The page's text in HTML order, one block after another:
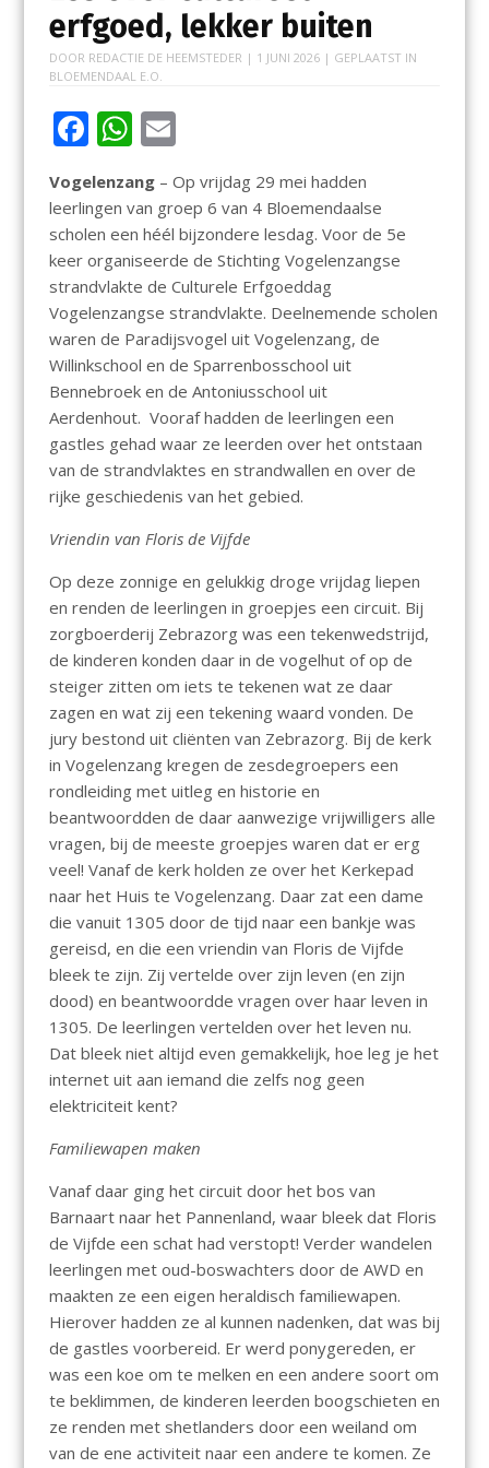
erfgoed, lekker buiten
DOOR REDACTIE DE HEEMSTEDER | 1 JUNI 2026| GEPLAATST IN
BLOEMENDAAL E.O.
F
ac
e
b
o
o
k
W
at
s
A
p
p
E
ai
l
Vogelenzang– Op vrijdag 29 mei hadden
leerlingen van groep 6 van 4 Bloemendaalse
scholen een héél bijzondere lesdag. Voor de 5e
keer organiseerde de Stichting Vogelenzangse
strandvlakte de Culturele Erfgoeddag
Vogelenzangse strandvlakte. Deelnemende scholen
waren de Paradijsvogel uit Vogelenzang, de
Willinkschool en de Sparrenbosschool uit
Bennebroek en de Antoniusschool uit
Aerdenhout. Vooraf hadden de leerlingen een
gastles gehad waar ze leerden over het ontstaan
van de strandvlaktes en strandwallen en over de
rijke geschiedenis van het gebied.
Vriendin van Floris de Vijfde
Op deze zonnige en gelukkig droge vrijdag liepen
en renden de leerlingen in groepjes een circuit. Bij
zorgboerderij Zebrazorg was een tekenwedstrijd,
de kinderen konden daar in de vogelhut of op de
steiger zitten om iets te tekenen wat ze daar
zagen en wat zij een tekening waard vonden. De
jury bestond uit cliënten van Zebrazorg. Bij de kerk
in Vogelenzang kregen de zesdegroepers een
rondleiding met uitleg en historie en
beantwoordden de daar aanwezige vrijwilligers alle
vragen, bij de meeste groepjes waren dat er erg
veel! Vanaf de kerk holden ze over het Kerkepad
naar het Huis te Vogelenzang. Daar zat een dame
die vanuit 1305 door de tijd naar een bankje was
gereisd, en die een vriendin van Floris de Vijfde
bleek te zijn. Zij vertelde over zijn leven (en zijn
dood) en beantwoordde vragen over haar leven in
1305. De leerlingen vertelden over het leven nu.
Dat bleek niet altijd even gemakkelijk, hoe leg je het
internet uit aan iemand die zelfs nog geen
elektriciteit kent?
Familiewapen maken
Vanaf daar ging het circuit door het bos van
Barnaart naar het Pannenland, waar bleek dat Floris
de Vijfde een schat had verstopt! Verder wandelen
leerlingen met oud-boswachters door de AWD en
maakten ze een eigen heraldisch familiewapen.
Hierover hadden ze al kunnen nadenken, dat was bij
de gastles voorbereid. Er werd ponygereden, er
was een koe om te melken en een andere soort om
te beklimmen, de kinderen leerden boogschieten en
ze renden met shetlanders door een weiland om
van de ene activiteit naar een andere te komen. Ze